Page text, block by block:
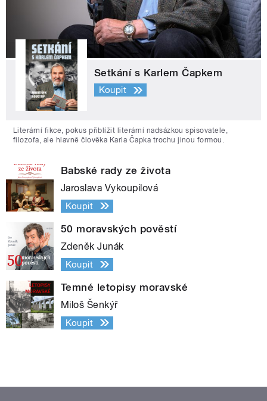
Setkání s Karlem Čapkem
Koupit
Literární fikce, pokus přiblížit literární nadsázkou spisovatele,
filozofa, ale hlavně člověka Karla Čapka trochu jinou formou.
Babské rady ze života
Jaroslava Vykoupilová
Koupit
50 moravských pověstí
Zdeněk Junák
Koupit
Temné letopisy moravské
Miloš Šenkýř
Koupit